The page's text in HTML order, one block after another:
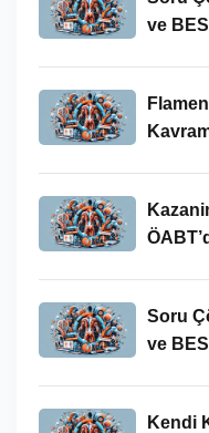
ve
Soru
ve
Kendi